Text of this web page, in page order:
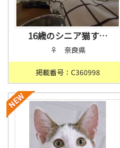
16歳のシニア猫す…
♀ 奈良県
掲載番号：C360998